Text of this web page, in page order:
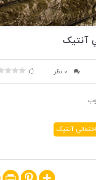
آنتيک
0 نظر
آنتيک
Share
Pinterest
Print